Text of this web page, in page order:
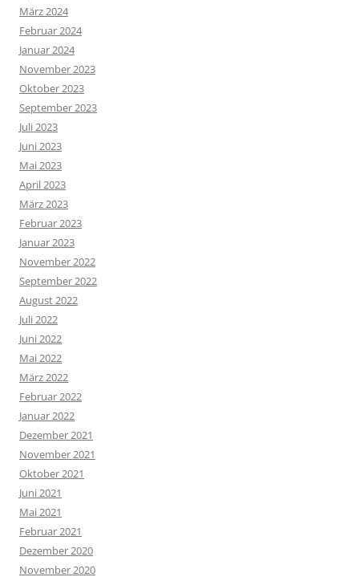
März 2024
Februar 2024
Januar 2024
November 2023
Oktober 2023
September 2023
Juli 2023
Juni 2023
Mai 2023
April 2023
März 2023
Februar 2023
Januar 2023
November 2022
September 2022
August 2022
Juli 2022
Juni 2022
Mai 2022
März 2022
Februar 2022
Januar 2022
Dezember 2021
November 2021
Oktober 2021
Juni 2021
Mai 2021
Februar 2021
Dezember 2020
November 2020